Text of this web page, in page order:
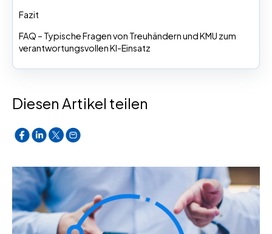
Fazit
FAQ – Typische Fragen von Treuhändern und KMU zum
verantwortungsvollen KI-Einsatz
Diesen Artikel teilen